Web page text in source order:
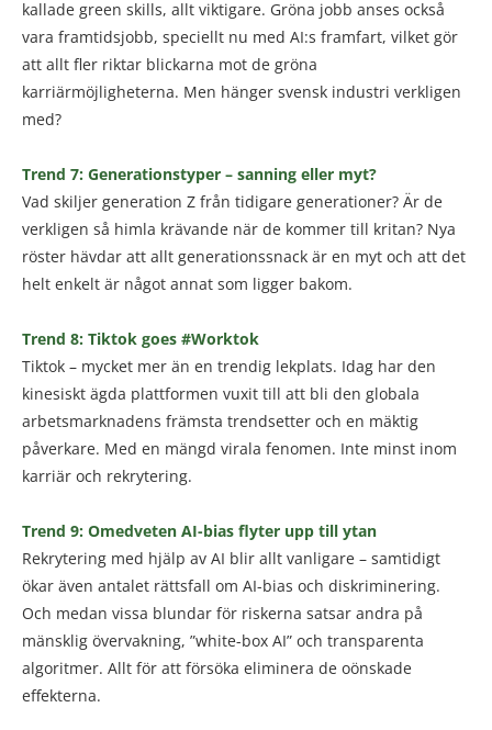
kallade green skills, allt viktigare. Gröna jobb anses också
vara framtidsjobb, speciellt nu med AI:s framfart, vilket gör
att allt fler riktar blickarna mot de gröna
karriärmöjligheterna. Men hänger svensk industri verkligen
med?
Trend 7: Generationstyper – sanning eller myt?
Vad skiljer generation Z från tidigare generationer? Är de
verkligen så himla krävande när de kommer till kritan? Nya
röster hävdar att allt generationssnack är en myt och att det
helt enkelt är något annat som ligger bakom.
Trend 8: Tiktok goes #Worktok
Tiktok – mycket mer än en trendig lekplats. Idag har den
kinesiskt ägda plattformen vuxit till att bli den globala
arbetsmarknadens främsta trendsetter och en mäktig
påverkare. Med en mängd virala fenomen. Inte minst inom
karriär och rekrytering.
Trend 9: Omedveten AI-bias flyter upp till ytan
Rekrytering med hjälp av AI blir allt vanligare – samtidigt
ökar även antalet rättsfall om AI-bias och diskriminering.
Och medan vissa blundar för riskerna satsar andra på
mänsklig övervakning, ”white-box AI” och transparenta
algoritmer. Allt för att försöka eliminera de oönskade
effekterna.